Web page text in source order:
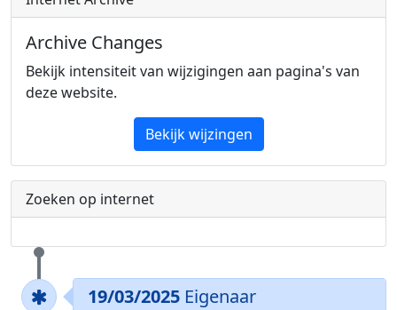
Archive Changes
Bekijk intensiteit van wijzigingen aan pagina's van
deze website.
Bekijk wijzingen
Zoeken op internet
19/03/2025 Eigenaar